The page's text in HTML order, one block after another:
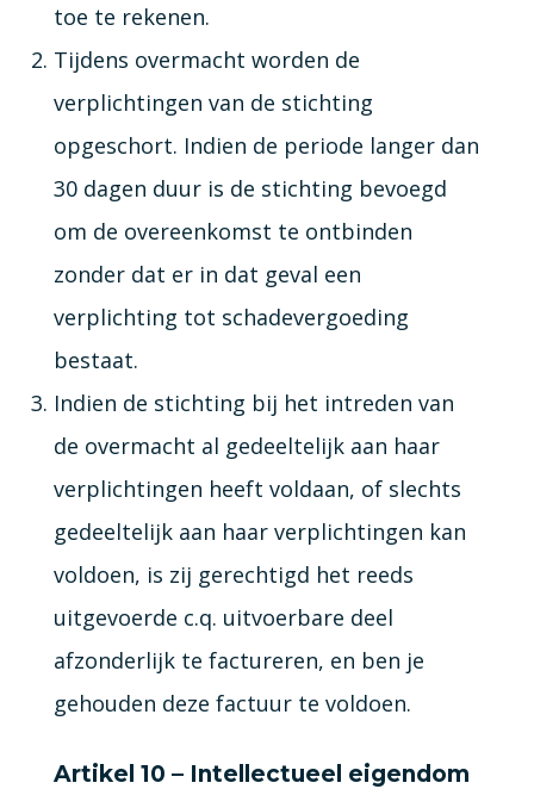
toe te rekenen.
Tijdens overmacht worden de
verplichtingen van de stichting
opgeschort. Indien de periode langer dan
30 dagen duur is de stichting bevoegd
om de overeenkomst te ontbinden
zonder dat er in dat geval een
verplichting tot schadevergoeding
bestaat.
Indien de stichting bij het intreden van
de overmacht al gedeeltelijk aan haar
verplichtingen heeft voldaan, of slechts
gedeeltelijk aan haar verplichtingen kan
voldoen, is zij gerechtigd het reeds
uitgevoerde c.q. uitvoerbare deel
afzonderlijk te factureren, en ben je
gehouden deze factuur te voldoen.
Artikel 10 – Intellectueel eigendom